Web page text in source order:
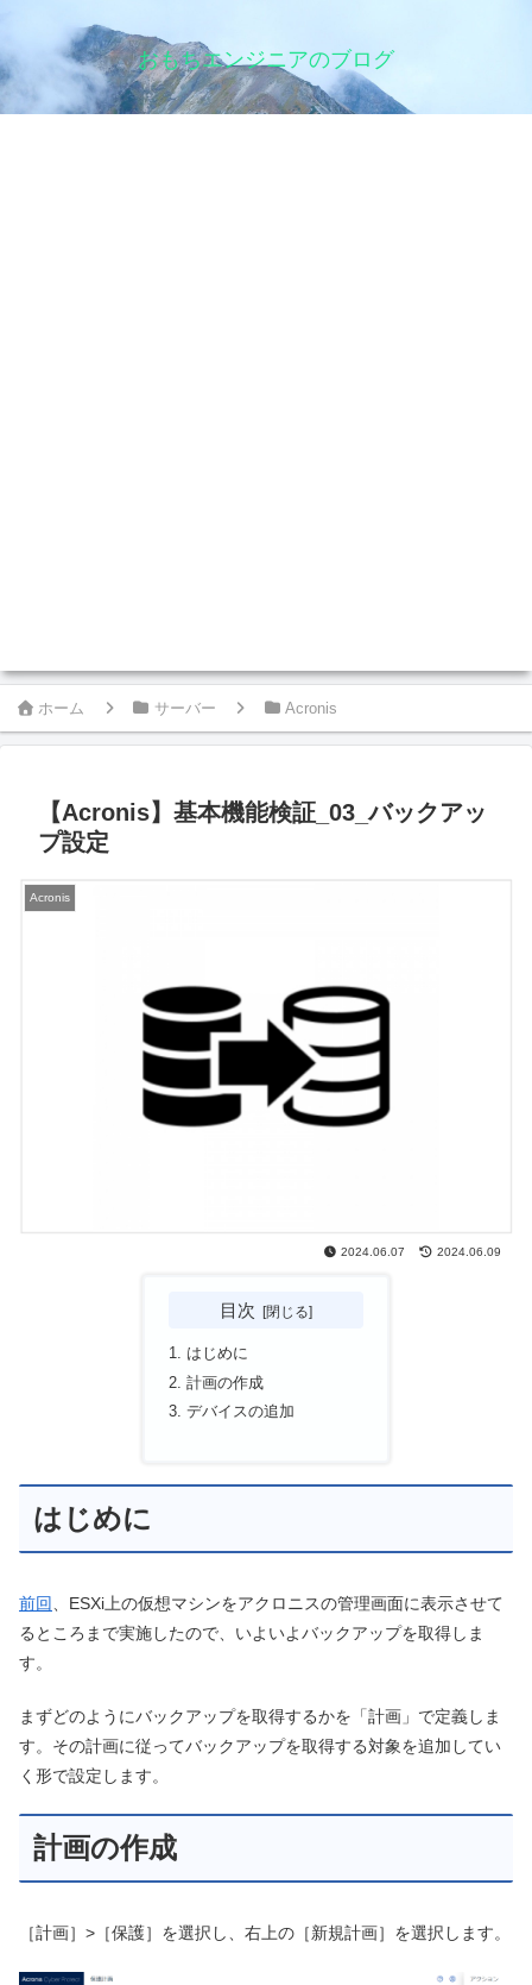
おもちエンジニアのブログ
ホーム サーバー Acronis
【Acronis】基本機能検証_03_バックアッ
プ設定
Acronis
2024.06.07 2024.06.09
目次
はじめに
計画の作成
デバイスの追加
はじめに
前回
、ESXi上の仮想マシンをアクロニスの管理画面に表示させて
るところまで実施したので、いよいよバックアップを取得しま
す。
まずどのようにバックアップを取得するかを「計画」で定義しま
す。その計画に従ってバックアップを取得する対象を追加してい
く形で設定します。
計画の作成
［計画］>［保護］を選択し、右上の［新規計画］を選択します。